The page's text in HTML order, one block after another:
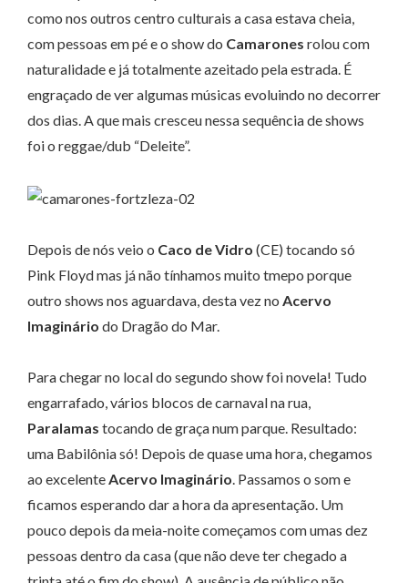
como nos outros centro culturais a casa estava cheia,
com pessoas em pé e o show do Camarones rolou com
naturalidade e já totalmente azeitado pela estrada. É
engraçado de ver algumas músicas evoluindo no decorrer
dos dias. A que mais cresceu nessa sequência de shows
foi o reggae/dub “Deleite”.
Depois de nós veio o Caco de Vidro (CE) tocando só
Pink Floyd mas já não tínhamos muito tmepo porque
outro shows nos aguardava, desta vez no Acervo
Imaginário do Dragão do Mar.
Para chegar no local do segundo show foi novela! Tudo
engarrafado, vários blocos de carnaval na rua,
Paralamas tocando de graça num parque. Resultado:
uma Babilônia só! Depois de quase uma hora, chegamos
ao excelenteAcervo Imaginário. Passamos o som e
ficamos esperando dar a hora da apresentação. Um
pouco depois da meia-noite começamos com umas dez
pessoas dentro da casa (que não deve ter chegado a